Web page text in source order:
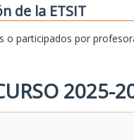
de la ETSIT
o participados por
2025-